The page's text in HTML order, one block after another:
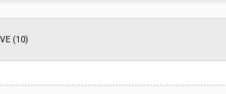
(10)